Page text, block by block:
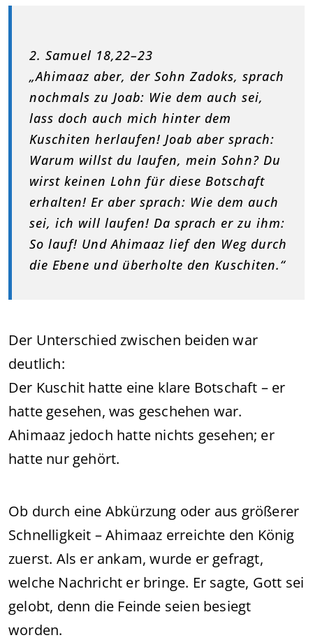
2. Samuel 18,22–23
„Ahimaaz aber, der Sohn Zadoks, sprach
nochmals zu Joab: Wie dem auch sei,
lass doch auch mich hinter dem
Kuschiten herlaufen! Joab aber sprach:
Warum willst du laufen, mein Sohn? Du
wirst keinen Lohn für diese Botschaft
erhalten! Er aber sprach: Wie dem auch
sei, ich will laufen! Da sprach er zu ihm:
So lauf! Und Ahimaaz lief den Weg durch
die Ebene und überholte den Kuschiten.“
Der Unterschied zwischen beiden war
deutlich:
Der Kuschit hatte eine klare Botschaft – er
hatte gesehen, was geschehen war.
Ahimaaz jedoch hatte nichts gesehen; er
hatte nur gehört.
Ob durch eine Abkürzung oder aus größerer
Schnelligkeit – Ahimaaz erreichte den König
zuerst. Als er ankam, wurde er gefragt,
welche Nachricht er bringe. Er sagte, Gott sei
gelobt, denn die Feinde seien besiegt
worden.